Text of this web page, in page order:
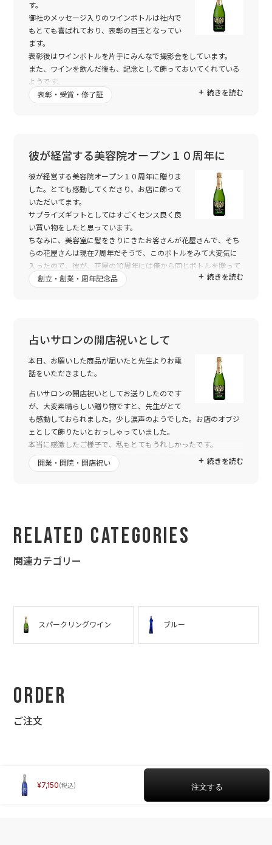
す。
御社のメッセージ入りのワインボトルは社内で
もとても喜ばれており、表彰の目玉となってい
ます。
表彰後はワインボトルを片手にみんなで撮影会をしています。
また、ワインを飲んだ後も、記念として飾っておいてくれている
ようです。
総務担当としてこれほど嬉しいことはありません！
願いすることができています。
続きを読む
表彰・受賞・修了証
彼が経営する美容院オープン１０周年に
彼が経営する美容院オープン１０周年に贈りま
した。とても感動してくださり、お店に飾って
いただいてます。
サプライズギフトとしてはすごくセンス良く良
い買い物をしたと思っています。
ちなみに、美容室に髪をきりにきたお客さんが花屋さんで、そち
らの花屋さんは現在7周年だそうで、このボトルをみて大変気に
入ったので、彼が、花屋の10周年には俺から同じボトルを贈って
あげるというようなトークに発展したそうです。お客さんにも評
続きを読む
創立・創業・周年記念品
占いサロンの開店祝いとして
本日、お願いした商品が届いたと先生よりお電
話をいただきました。
占いサロンの開店祝いとしてお送りしたのです
が、大変素晴らしい贈り物ですと、先生がとて
も感動しておられました。少し涙声のようでした。お店のオブジ
ェとして飾りたいとおっしゃっていました。
本当に感激したご様子で、私もとてもうれしかったです。
近日中にサロンをたずねて、私も実物を拝見したいと思います。
どうもありがとうございました。
続きを読む
開業・開院・開店祝い
Related Categories
関連カテゴリー
スパークリングワイン ブルー
Order
ご注文
7,150